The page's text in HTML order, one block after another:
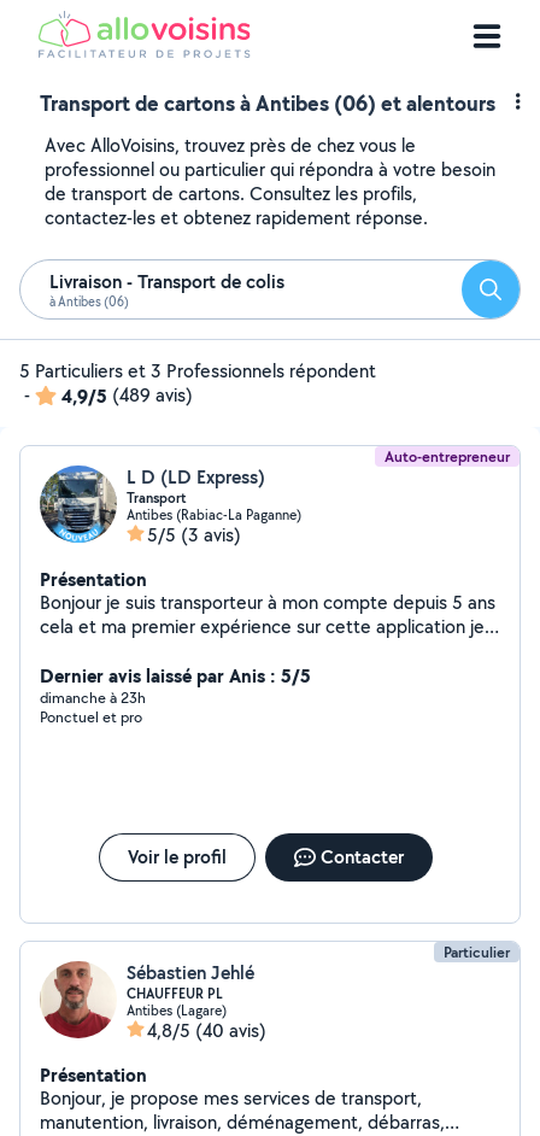
Transport de cartons à Antibes (06) et alentours
Avec AlloVoisins, trouvez près de chez vous le
professionnel ou particulier qui répondra à votre besoin
de transport de cartons. Consultez les profils,
contactez-les et obtenez rapidement réponse.
Livraison - Transport de colis
à Antibes (06)
5 Particuliers et 3 Professionnels répondent
-
4,9/5 (489 avis)
Auto-entrepreneur
L D (LD Express)
Transport
Antibes (Rabiac-La Paganne)
5/5 (3 avis)
Présentation
Bonjour je suis transporteur à mon compte depuis 5 ans
cela et ma premier expérience sur cette application je
Dernier avis laissé par Anis : 5/5
dimanche à 23h
Ponctuel et pro
Voir le profil Contacter
Particulier
Sébastien Jehlé
CHAUFFEUR PL
Antibes (Lagare)
4,8/5 (40 avis)
Présentation
Bonjour, je propose mes services de transport,
manutention, livraison, déménagement, débarras,